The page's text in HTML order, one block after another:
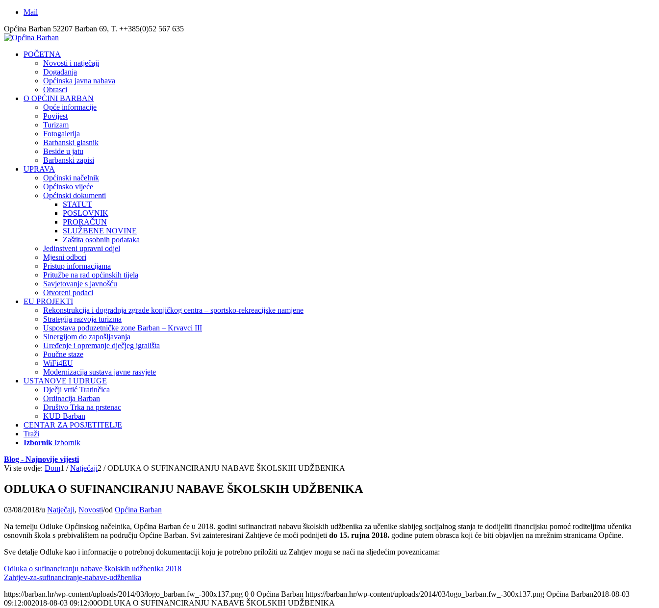
Mail
Općina Barban 52207 Barban 69, T. ++385(0)52 567 635
POČETNA
Novosti i natječaji
Događanja
Općinska javna nabava
Obrasci
O OPĆINI BARBAN
Opće informacije
Povijest
Turizam
Fotogalerija
Barbanski glasnik
Beside u jatu
Barbanski zapisi
UPRAVA
Općinski načelnik
Općinsko vijeće
Općinski dokumenti
STATUT
POSLOVNIK
PRORAČUN
SLUŽBENE NOVINE
Zaštita osobnih podataka
Jedinstveni upravni odjel
Mjesni odbori
Pristup informacijama
Pritužbe na rad općinskih tijela
Savjetovanje s javnošću
Otvoreni podaci
EU PROJEKTI
Rekonstrukcija i dogradnja zgrade konjičkog centra – sportsko-rekreacijske namjene
Strategija razvoja turizma
Uspostava poduzetničke zone Barban – Krvavci III
Sinergijom do zapošljavanja
Uređenje i opremanje dječjeg igrališta
Poučne staze
WiFi4EU
Modernizacija sustava javne rasvjete
USTANOVE I UDRUGE
Dječji vrtić Tratinčica
Ordinacija Barban
Društvo Trka na prstenac
KUD Barban
CENTAR ZA POSJETITELJE
Traži
Izbornik Izbornik
Blog - Najnovije vijesti
Vi ste ovdje: Dom1 / Natječaji2 / ODLUKA O SUFINANCIRANJU NABAVE ŠKOLSKIH UDŽBENIKA
ODLUKA O SUFINANCIRANJU NABAVE ŠKOLSKIH UDŽBENIKA
03/08/2018/u Natječaji, Novosti/od Općina Barban
Na temelju Odluke Općinskog načelnika, Općina Barban će u 2018. godini sufinancirati nabavu školskih udžbenika za učenike slabijeg socijalnog stanja te dodijeliti financijsku pomoć roditeljima učenika
osnovnih škola s prebivalištem na području Općine Barban. Svi zainteresirani Zahtjeve će moći podnijeti do 15. rujna 2018. godine putem obrasca koji će biti objavljen na mrežnim stranicama Općine.
Sve detalje Odluke kao i informacije o potrebnoj dokumentaciji koju je potrebno priložiti uz Zahtjev mogu se naći na sljedećim poveznicama:
Odluka o sufinanciranju nabave školskih udžbenika 2018
Zahtjev-za-sufinanciranje-nabave-udžbenika
https://barban.hr/wp-content/uploads/2014/03/logo_barban.fw_-300x137.png 0 0 Općina Barban https://barban.hr/wp-content/uploads/2014/03/logo_barban.fw_-300x137.png Općina Barban2018-08-03
09:12:002018-08-03 09:12:00ODLUKA O SUFINANCIRANJU NABAVE ŠKOLSKIH UDŽBENIKA